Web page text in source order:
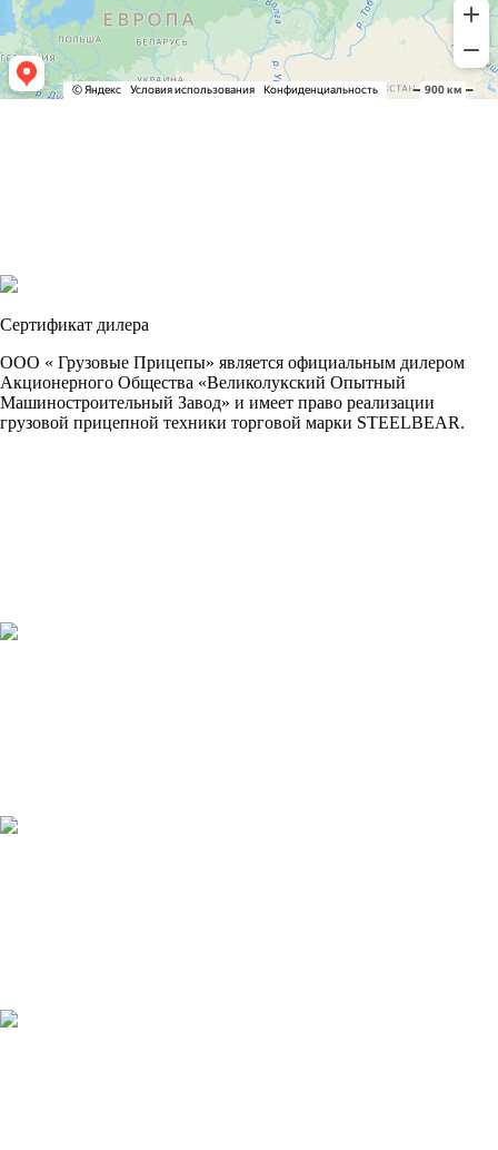
Сертификат дилера
ООО « Грузовые Прицепы» является официальным дилером
Акционерного Общества «Великолукский Опытный
Машиностроительный Завод» и имеет право реализации
грузовой прицепной техники торговой марки STEELBEAR.